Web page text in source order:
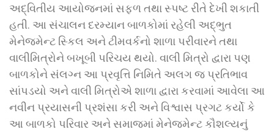
અદ્વિતીય આયોજનમાં સફળ તથા સ્પષ્ટ રીતે દેખી શકાતી
હતી. આ સંચાલન દરમ્યાન બાળકોમાં રહેલી અદ્ભુત
મેનેજમેન્ટ સ્કિલ અને ટીમવર્કનો શાળા પરીવારને તથા
વાલીમિત્રોને બખૂબી પરિચય થયો. વાલી મિત્રો દ્વારા પણ
બાળકોને સંલગ્ન આ પ્રવૃત્તિ નિમિતે અલગ જ પ્રતિભાવ
સાંપડયો અને વાલી મિત્રોએ શાળા દ્વારા કરવામાં આવેલા આ
નવીન પ્રયાસની પ્રશંસા કરી અને વિશ્વાસ પ્રગટ કર્યો કે
આ બાળકો પરિવાર અને સમાજમાં મેનેજમેન્ટ કૌશલ્યનું